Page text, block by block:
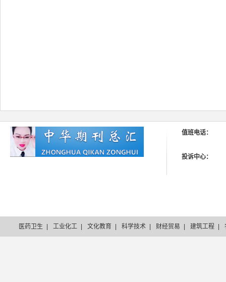
值班电话：
投诉中心：
医药卫生 工业化工 文化教育 科学技术 财经贸易 建筑工程